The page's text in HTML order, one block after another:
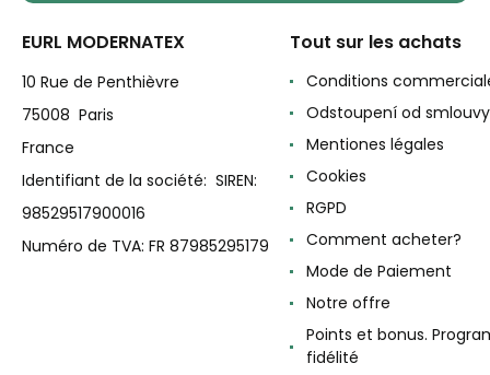
EURL MODERNATEX
10 Rue de Penthièvre
75008 Paris
France
Identifiant de la société: SIREN:
98529517900016
Numéro de TVA: FR 87985295179
Tout sur les achats
Conditions
Odstoupení od smlouvy
Mentiones légales
Cookies
RGPD
Comment acheter?
Mode de Paiement
Notre offre
Points et bonus.
fidélité